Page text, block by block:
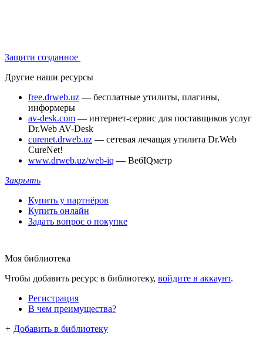
Защити созданное
Другие наши ресурсы
free.drweb.uz — бесплатные утилиты, плагины,
информеры
av-desk.com — интернет-сервис для поставщиков услуг
Dr.Web AV-Desk
curenet.drweb.uz — сетевая лечащая утилита Dr.Web
CureNet!
www.drweb.uz/web-iq — ВебIQметр
Закрыть
Купить у партнёров
Купить онлайн
Задать вопрос о покупке
Моя библиотека
Чтобы добавить ресурс в библиотеку, войдите в аккаунт.
Регистрация
В чем преимущества?
+ Добавить в библиотеку